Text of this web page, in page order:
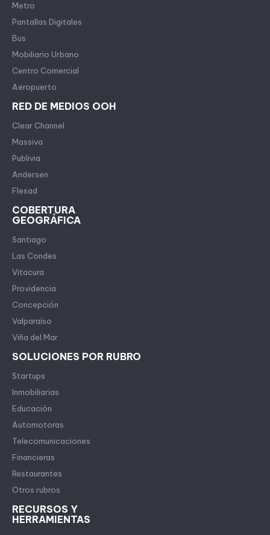
Metro
Pantallas Digitales
Bus
Mobiliario Urbano
Centro Comercial
Aeropuerto
RED DE MEDIOS OOH
Clear Channel
Massiva
Publivia
Andersen
Flesad
COBERTURA
GEOGRÁFICA
Santiago
Las Condes
Vitacura
Providencia
Concepción
Valparaíso
Viña del Mar
SOLUCIONES POR RUBRO
Startups
Inmobiliarias
Educación
Automotoras
Telecomunicaciones
Financieras
Restaurantes
Otros rubros
RECURSOS Y
HERRAMIENTAS